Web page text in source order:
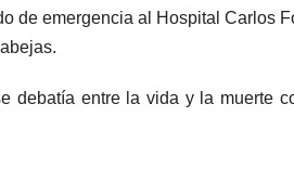
de emergencia al Hospital Carlos
debatía entre la vida y la muerte